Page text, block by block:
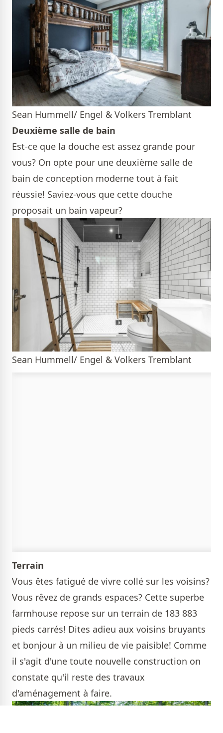
Sean Hummell/ Engel & Volkers Tremblant
Deuxième salle de bain
Est-ce que la douche est assez grande pour
vous? On opte pour une deuxième salle de
bain de conception moderne tout à fait
réussie! Saviez-vous que cette douche
proposait un bain vapeur?
Sean Hummell/ Engel & Volkers Tremblant
Terrain
Vous êtes fatigué de vivre collé sur les voisins?
Vous rêvez de grands espaces? Cette superbe
farmhouse repose sur un terrain de 183 883
pieds carrés! Dites adieu aux voisins bruyants
et bonjour à un milieu de vie paisible! Comme
il s'agit d'une toute nouvelle construction on
constate qu'il reste des travaux
d'aménagement à faire.